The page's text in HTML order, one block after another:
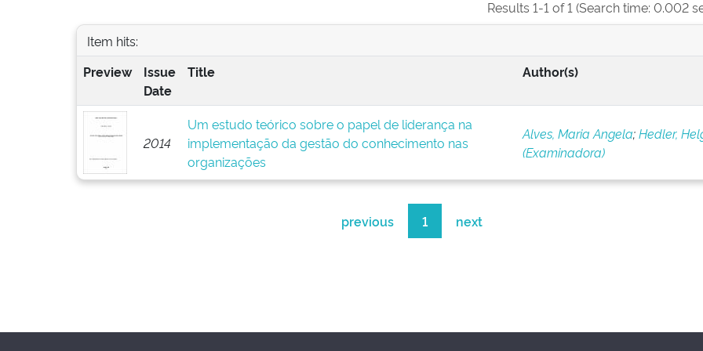
Results 1-1 of 1 (Search time: 0.002
Item hits:
Preview
Issue
Date
Title Author(s)
2014
Um estudo teórico sobre o papel de liderança na
implementação da gestão do conhecimento nas
organizações
Alves, Maria Angela;Hedler,
(Examinadora)
previous 1 next